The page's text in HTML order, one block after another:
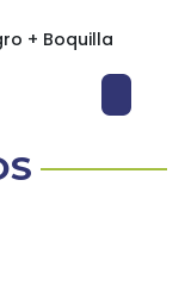
+ Boquilla